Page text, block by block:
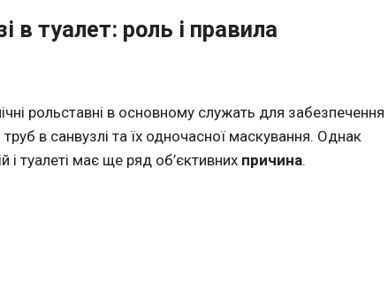
в туалет: роль і правила
рольставні в основному служать для забезпечення
в санвузлі та їх одночасної маскування. Однак
і туалеті має ще ряд об’єктивних причина.